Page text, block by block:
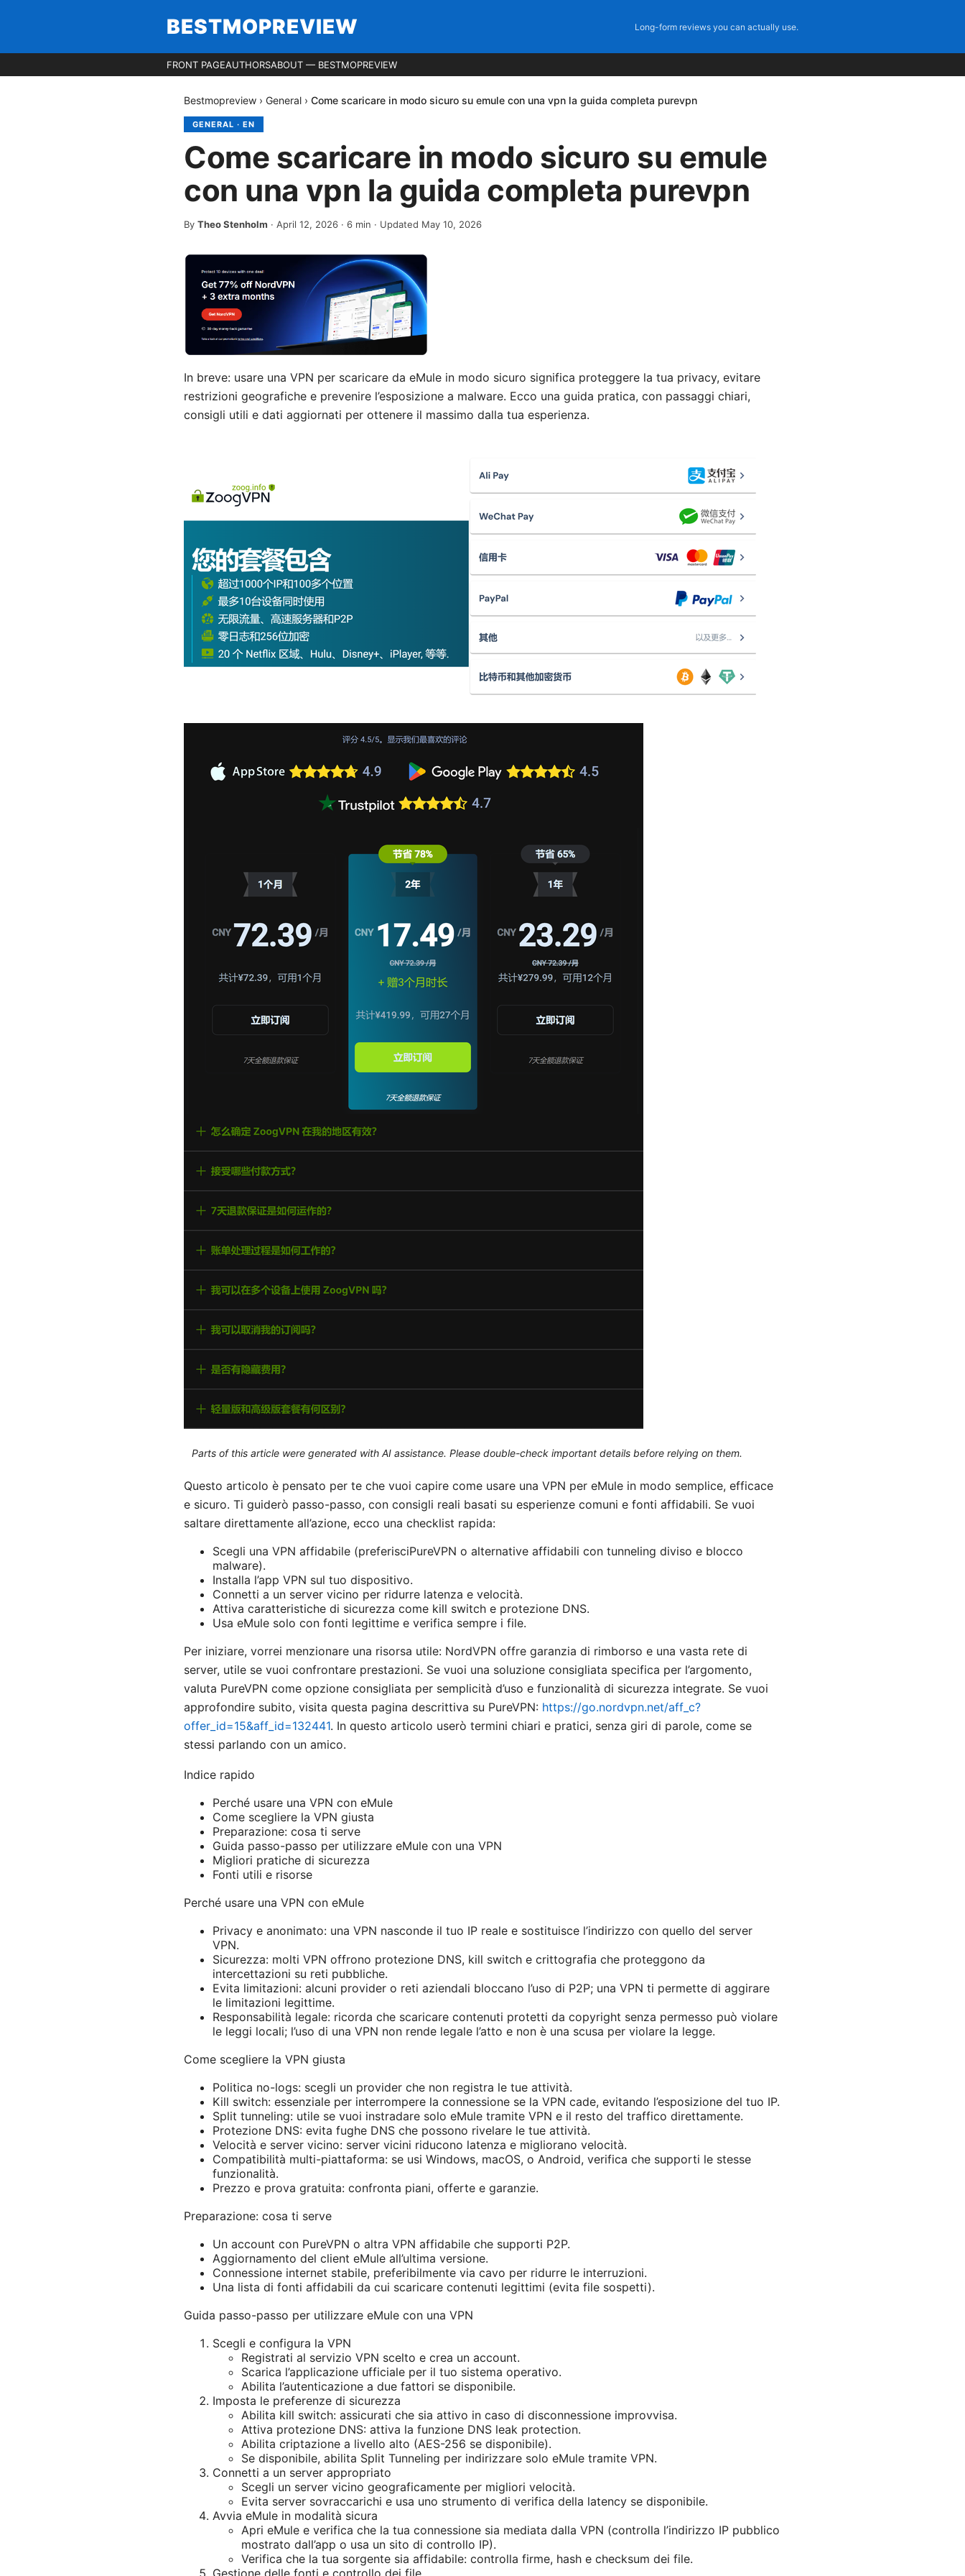
BESTMOPREVIEW Long-form reviews you can actually use.
FRONT PAGEAUTHORSABOUT — BESTMOPREVIEW
Bestmopreview › General › Come scaricare in modo sicuro su emule con una vpn la guida completa purevpn
GENERAL · EN
Come scaricare in modo sicuro su emule
con una vpn la guida completa purevpn
By Theo Stenholm · April 12, 2026 · 6 min · Updated May 10, 2026
In breve: usare una VPN per scaricare da eMule in modo sicuro significa proteggere la tua privacy, evitare
restrizioni geografiche e prevenire l’esposizione a malware. Ecco una guida pratica, con passaggi chiari,
consigli utili e dati aggiornati per ottenere il massimo dalla tua esperienza.
Parts of this article were generated with AI assistance. Please double-check important details before relying on them.
Questo articolo è pensato per te che vuoi capire come usare una VPN per eMule in modo semplice, efficace
e sicuro. Ti guiderò passo-passo, con consigli reali basati su esperienze comuni e fonti affidabili. Se vuoi
saltare direttamente all’azione, ecco una checklist rapida:
Scegli una VPN affidabile (preferisciPureVPN o alternative affidabili con tunneling diviso e blocco
malware).
Installa l’app VPN sul tuo dispositivo.
Connetti a un server vicino per ridurre latenza e velocità.
Attiva caratteristiche di sicurezza come kill switch e protezione DNS.
Usa eMule solo con fonti legittime e verifica sempre i file.
Per iniziare, vorrei menzionare una risorsa utile: NordVPN offre garanzia di rimborso e una vasta rete di
server, utile se vuoi confrontare prestazioni. Se vuoi una soluzione consigliata specifica per l’argomento,
valuta PureVPN come opzione consigliata per semplicità d’uso e funzionalità di sicurezza integrate. Se vuoi
approfondire subito, visita questa pagina descrittiva su PureVPN: https://go.nordvpn.net/aff_c?
offer_id=15&aff_id=132441. In questo articolo userò termini chiari e pratici, senza giri di parole, come se
stessi parlando con un amico.
Indice rapido
Perché usare una VPN con eMule
Come scegliere la VPN giusta
Preparazione: cosa ti serve
Guida passo-passo per utilizzare eMule con una VPN
Migliori pratiche di sicurezza
Fonti utili e risorse
Perché usare una VPN con eMule
Privacy e anonimato: una VPN nasconde il tuo IP reale e sostituisce l’indirizzo con quello del server
VPN.
Sicurezza: molti VPN offrono protezione DNS, kill switch e crittografia che proteggono da
intercettazioni su reti pubbliche.
Evita limitazioni: alcuni provider o reti aziendali bloccano l’uso di P2P; una VPN ti permette di aggirare
le limitazioni legittime.
Responsabilità legale: ricorda che scaricare contenuti protetti da copyright senza permesso può violare
le leggi locali; l’uso di una VPN non rende legale l’atto e non è una scusa per violare la legge.
Come scegliere la VPN giusta
Politica no-logs: scegli un provider che non registra le tue attività.
Kill switch: essenziale per interrompere la connessione se la VPN cade, evitando l’esposizione del tuo IP.
Split tunneling: utile se vuoi instradare solo eMule tramite VPN e il resto del traffico direttamente.
Protezione DNS: evita fughe DNS che possono rivelare le tue attività.
Velocità e server vicino: server vicini riducono latenza e migliorano velocità.
Compatibilità multi-piattaforma: se usi Windows, macOS, o Android, verifica che supporti le stesse
funzionalità.
Prezzo e prova gratuita: confronta piani, offerte e garanzie.
Preparazione: cosa ti serve
Un account con PureVPN o altra VPN affidabile che supporti P2P.
Aggiornamento del client eMule all’ultima versione.
Connessione internet stabile, preferibilmente via cavo per ridurre le interruzioni.
Una lista di fonti affidabili da cui scaricare contenuti legittimi (evita file sospetti).
Guida passo-passo per utilizzare eMule con una VPN
Scegli e configura la VPN
Registrati al servizio VPN scelto e crea un account.
Scarica l’applicazione ufficiale per il tuo sistema operativo.
Abilita l’autenticazione a due fattori se disponibile.
Imposta le preferenze di sicurezza
Abilita kill switch: assicurati che sia attivo in caso di disconnessione improvvisa.
Attiva protezione DNS: attiva la funzione DNS leak protection.
Abilita criptazione a livello alto (AES-256 se disponibile).
Se disponibile, abilita Split Tunneling per indirizzare solo eMule tramite VPN.
Connetti a un server appropriato
Scegli un server vicino geograficamente per migliori velocità.
Evita server sovraccarichi e usa uno strumento di verifica della latency se disponibile.
Avvia eMule in modalità sicura
Apri eMule e verifica che la tua connessione sia mediata dalla VPN (controlla l’indirizzo IP pubblico
mostrato dall’app o usa un sito di controllo IP).
Verifica che la tua sorgente sia affidabile: controlla firme, hash e checksum dei file.